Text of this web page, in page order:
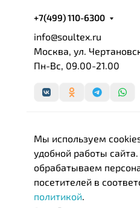
+7(499) 110-6300
info@soultex.ru
Москва, ул.
Пн-Вс, 09.00-21.00
Мы используем
удобной работы
обрабатываем
посетителей в
политикой